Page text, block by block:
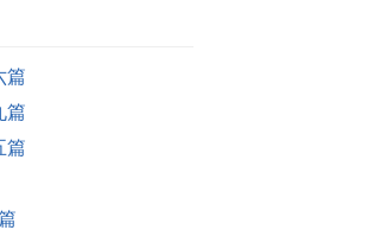
篇
篇
篇